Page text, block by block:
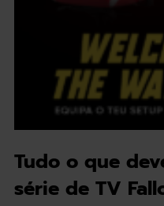
Tudo o que
série de TV